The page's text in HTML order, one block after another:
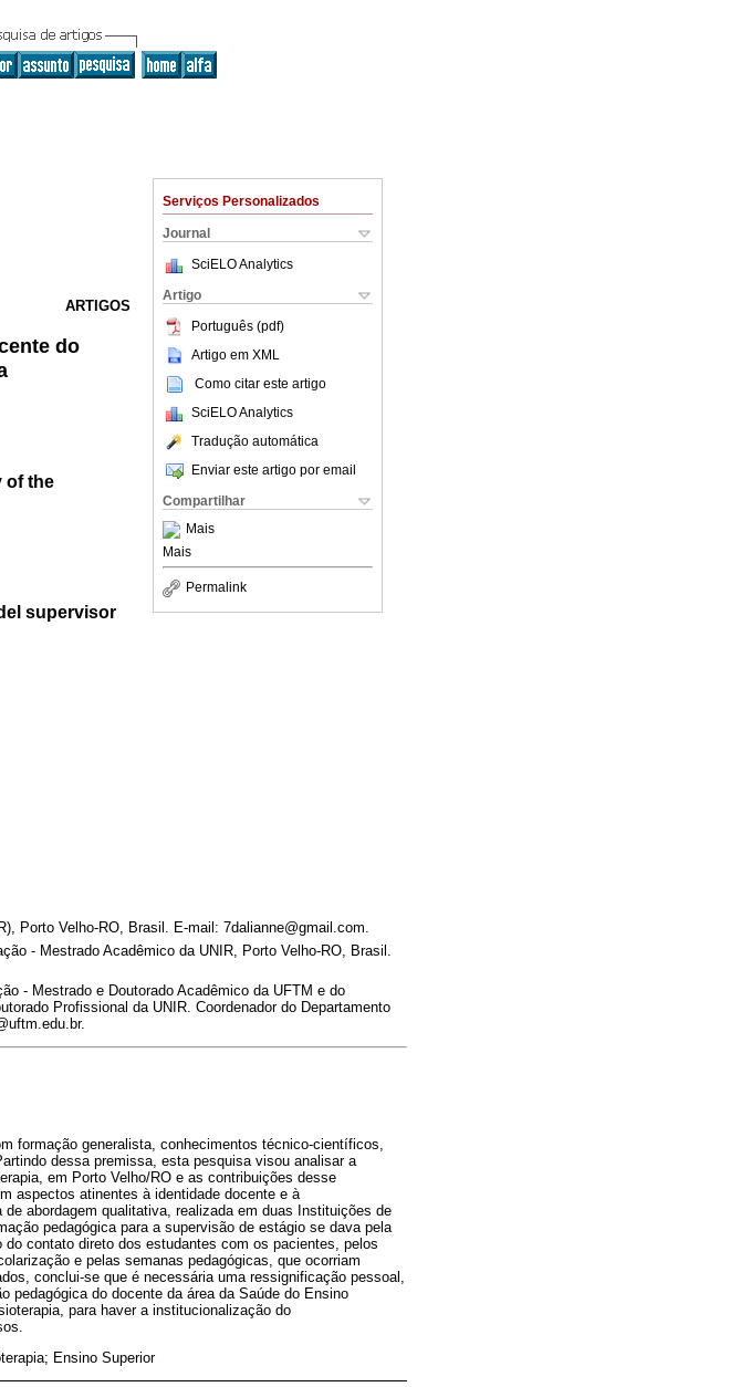
Serviços Personalizados
Journal
SciELO Analytics
Artigo
Português (pdf)
Artigo em XML
Como citar este artigo
SciELO Analytics
Tradução automática
Enviar este artigo por email
Compartilhar
Mais
Mais
Permalink
ARTIGOS
do
of the
supervisor
Porto Velho-RO, Brasil. E-mail: 7dalianne@gmail.com.
- Mestrado Acadêmico da UNIR, Porto Velho-RO, Brasil.
- Mestrado e Doutorado Acadêmico da UFTM e do
Profissional da UNIR. Coordenador do Departamento
formação generalista, conhecimentos técnico-científicos,
dessa premissa, esta pesquisa visou analisar a
em Porto Velho/RO e as contribuições desse
aspectos atinentes à identidade docente e à
abordagem qualitativa, realizada em duas Instituições de
pedagógica para a supervisão de estágio se dava pela
do contato direto dos estudantes com os pacientes, pelos
e pelas semanas pedagógicas, que ocorriam
conclui-se que é necessária uma ressignificação pessoal,
pedagógica do docente da área da Saúde do Ensino
para haver a institucionalização do
Ensino Superior